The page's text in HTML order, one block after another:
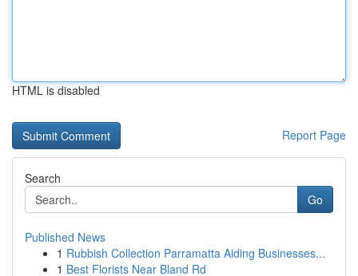
HTML is disabled
Report Page
Search
Go
Published News
1 Rubbish Collection Parramatta Aiding Businesses...
1 Best Florists Near Bland Rd